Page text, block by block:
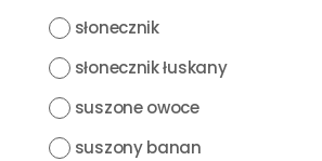
słonecznik
słonecznik łuskany
suszone owoce
suszony banan